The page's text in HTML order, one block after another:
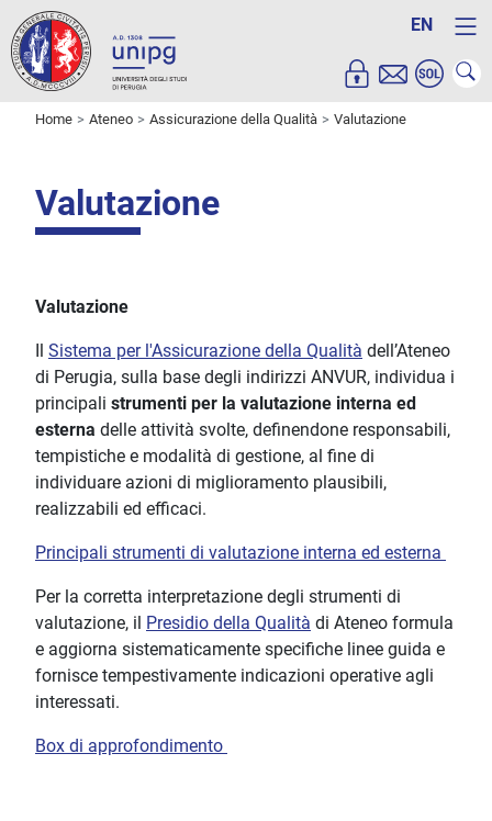
EN
Home Ateneo Assicurazione della Qualità Valutazione
Valutazione
Valutazione
Sistema per l'Assicurazione della Qualità dell’Ateneo
di Perugia, sulla base degli indirizzi ANVUR, individua i
principali strumenti per la valutazione interna ed
esterna delle attività svolte, definendone responsabili,
tempistiche e modalità di gestione, al fine di
individuare azioni di miglioramento plausibili,
realizzabili ed efficaci.
Principali strumenti di valutazione interna ed esterna
Per la corretta interpretazione degli strumenti di
valutazione, il Presidio della Qualità di Ateneo formula
e aggiorna sistematicamente specifiche linee guida e
fornisce tempestivamente indicazioni operative agli
interessati.
Box di approfondimento